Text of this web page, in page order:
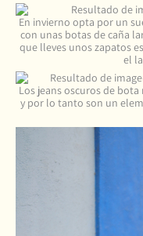
En invierno opta por un
con unas botas de caña
que lleves unos zapatos
el
Los jeans oscuros de
y por lo tanto son un